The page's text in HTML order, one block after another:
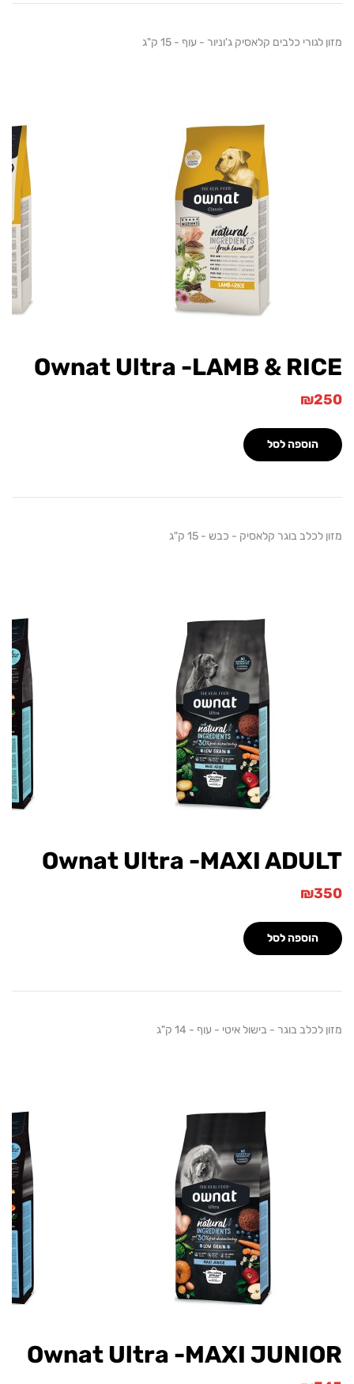
כלבים קלאסיק ג'וניור - עוף - 15 ק"ג
Ownat Ultra -LAMB &
₪
הוספה לסל
בוגר קלאסיק - כבש - 15 ק"ג
Ownat Ultra -MAXI
₪
הוספה לסל
בוגר - בישול איטי - עוף - 14 ק"ג
Ownat Ultra -MAXI